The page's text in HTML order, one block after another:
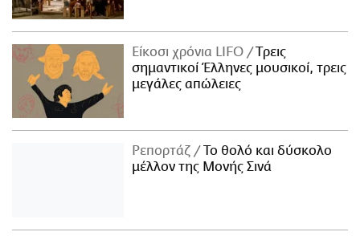
Είκοσι χρόνια LIFO
Tρεις
σημαντικοί Έλληνες μουσικοί, τρεις
μεγάλες απώλειες
Ρεπορτάζ
Το θολό και δύσκολο
μέλλον της Μονής Σινά